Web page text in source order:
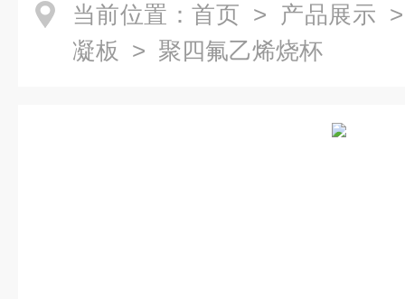
当前位置： 首页 > 产品展示
凝板 > 聚四氟乙烯烧杯